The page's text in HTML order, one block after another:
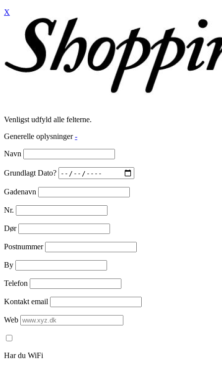
X
Venligst udfyld alle felterne.
Generelle oplysninger -
Navn
Grundlagt Dato?
Gadenavn
Nr.
Dør
Postnummer
By
Telefon
Kontakt email
Web
Har du WiFi